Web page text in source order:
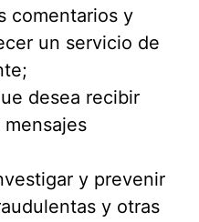
comentarios y
un servicio de
desea recibir
y prevenir
y otras